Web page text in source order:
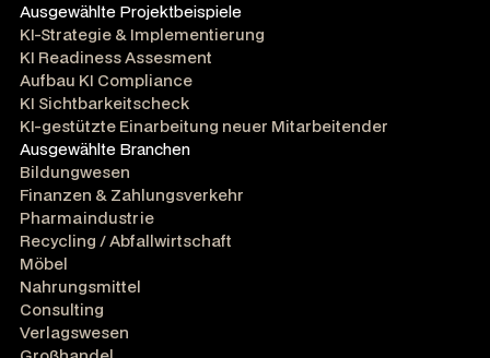
Ausgewählte Projektbeispiele
KI-Strategie & Implementierung
KI Readiness Assesment
Aufbau KI Compliance
KI Sichtbarkeitscheck
KI-gestützte Einarbeitung neuer Mitarbeitender
Ausgewählte Branchen
Bildungwesen
Finanzen & Zahlungsverkehr
Pharmaindustrie
Recycling / Abfallwirtschaft
Möbel
Nahrungsmittel
Consulting
Verlagswesen